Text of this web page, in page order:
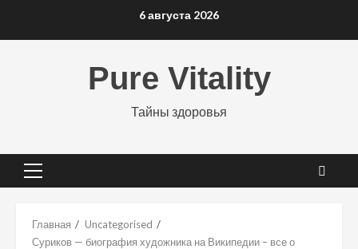
6 августа 2026
Pure Vitality
Тайны здоровья
Основное
Главная
Uncategorised
Суриков — биография художника на Википедии – все о